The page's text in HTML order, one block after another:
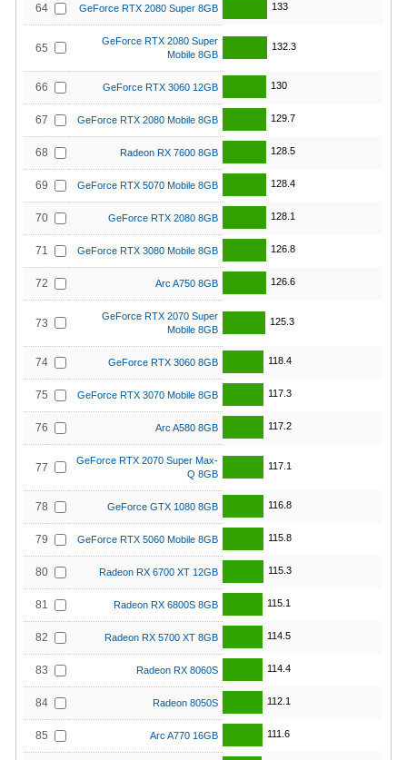
64 GeForce RTX 2080 Super 8GB 133
65
GeForce RTX 2080 Super
Mobile 8GB
132.3
66 GeForce RTX 3060 12GB 130
67 GeForce RTX 2080 Mobile 8GB 129.7
68 Radeon RX 7600 8GB 128.5
69 GeForce RTX 5070 Mobile 8GB 128.4
70 GeForce RTX 2080 8GB 128.1
71 GeForce RTX 3080 Mobile 8GB 126.8
72 Arc A750 8GB 126.6
73
GeForce RTX 2070 Super
Mobile 8GB
125.3
74 GeForce RTX 3060 8GB 118.4
75 GeForce RTX 3070 Mobile 8GB 117.3
76 Arc A580 8GB 117.2
77
GeForce RTX 2070 Super Max-
Q 8GB
117.1
78 GeForce GTX 1080 8GB 116.8
79 GeForce RTX 5060 Mobile 8GB 115.8
80 Radeon RX 6700 XT 12GB 115.3
81 Radeon RX 6800S 8GB 115.1
82 Radeon RX 5700 XT 8GB 114.5
83 Radeon RX 8060S 114.4
84 Radeon 8050S 112.1
85 Arc A770 16GB 111.6